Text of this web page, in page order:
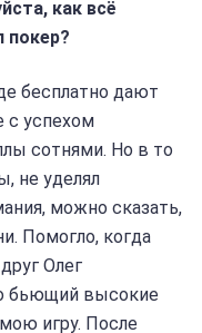
как всё
покер?
бесплатно дают
с успехом
сотнями. Но в то
не уделял
можно сказать,
Помогло, когда
Олег
бьющий высокие
игру. После